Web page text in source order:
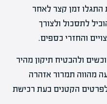
התגלו זמן קצר לאחר
לתסכול ולצורך
והחזרי כספים.
ולהבטיח תיקון מהיר
מהווה תמרור אזהרה
הקטנים בעת רכישת